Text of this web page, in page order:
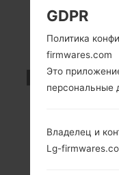
LG
GDPR
Политика
firmwares.com
Это
персональные
Владелец и
Lg-